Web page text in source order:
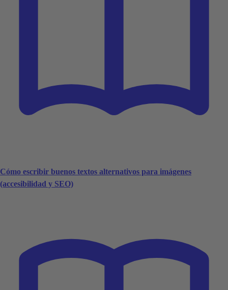
Cómo escribir buenos textos alternativos para imágenes
(accesibilidad y SEO)